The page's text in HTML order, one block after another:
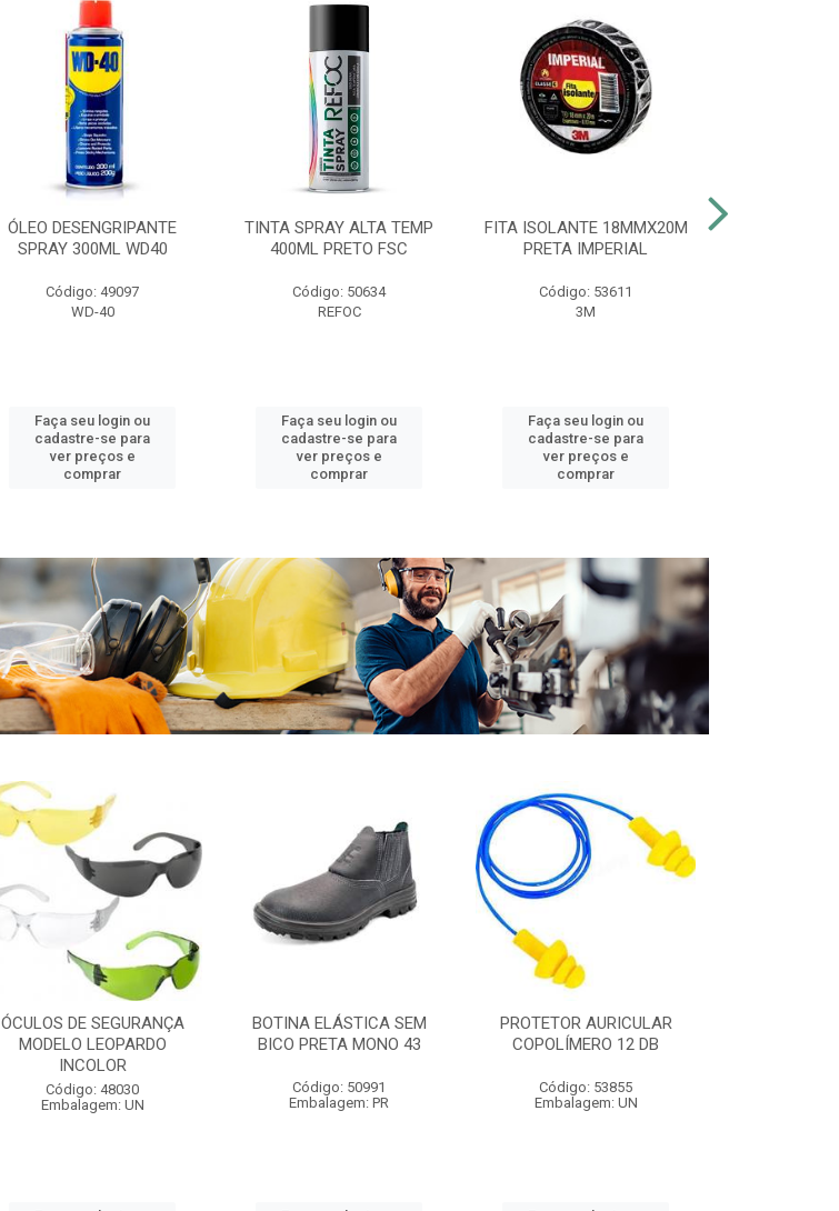
ÓLEO DESENGRIPANTE
SPRAY 300ML WD40
Código: 49097
WD-40
Faça seu login ou
cadastre-se para
ver preços e
comprar
TINTA SPRAY ALTA TEMP
400ML PRETO FSC
Código: 50634
REFOC
Faça seu login ou
cadastre-se para
ver preços e
comprar
FITA ISOLANTE 18MMX20M
PRETA IMPERIAL
Código: 53611
3M
Faça seu login ou
cadastre-se para
ver preços e
comprar
ÓCULOS DE SEGURANÇA
MODELO LEOPARDO
INCOLOR
Código: 48030
Embalagem: UN
BOTINA ELÁSTICA SEM
BICO PRETA MONO 43
Código: 50991
Embalagem: PR
PROTETOR AURICULAR
COPOLÍMERO 12 DB
Código: 53855
Embalagem: UN